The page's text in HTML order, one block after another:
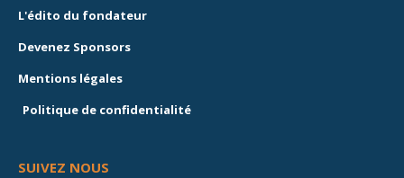
L'édito du fondateur
Devenez Sponsors
Mentions légales
Politique de confidentialité
SUIVEZ NOUS